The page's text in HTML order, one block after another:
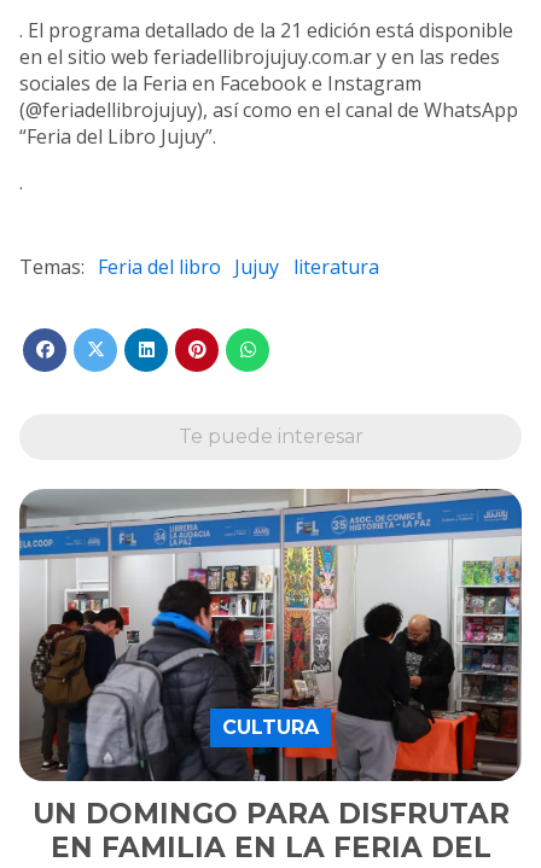
. El programa detallado de la 21 edición está disponible
en el sitio web feriadellibrojujuy.com.ar y en las redes
sociales de la Feria en Facebook e Instagram
(@feriadellibrojujuy), así como en el canal de WhatsApp
“Feria del Libro Jujuy”.
.
Feria del libro Jujuy literatura
Te puede interesar
UN DOMINGO PARA DISFRUTAR
EN FAMILIA EN LA FERIA DEL
CULTURA